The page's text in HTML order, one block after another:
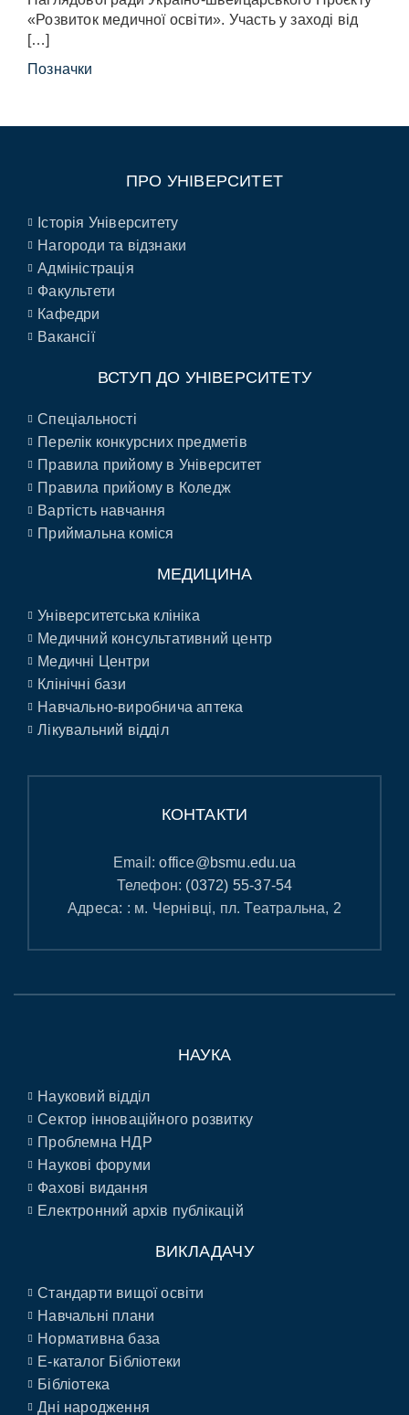
«Розвиток медичної освіти». Участь у заході від
[…]
Позначки
ПРО УНІВЕРСИТЕТ
Історія Університету
Нагороди та відзнаки
Адміністрація
Факультети
Кафедри
Вакансії
ВСТУП ДО УНІВЕРСИТЕТУ
Спеціальності
Перелік конкурсних предметів
Правила прийому в Університет
Правила прийому в Коледж
Вартість навчання
Приймальна коміся
МЕДИЦИНА
Університетська клініка
Медичний консультативний центр
Медичні Центри
Клінічні бази
Навчально-виробнича аптека
Лікувальний відділ
КОНТАКТИ
Email:office@bsmu.edu.ua
Телефон: (0372) 55-37-54
Адреса: : м. Чернівці, пл. Театральна, 2
НАУКА
Науковий відділ
Сектор інноваційного розвитку
Проблемна НДР
Наукові форуми
Фахові видання
Електронний архів публікацій
ВИКЛАДАЧУ
Стандарти вищої освіти
Навчальні плани
Нормативна база
E-каталог Бібліотеки
Бібліотека
Дні народження